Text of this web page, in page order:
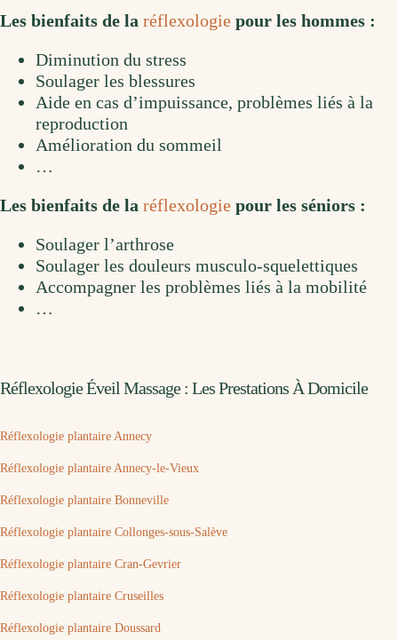
Les bienfaits de la réflexologie pour les hommes :
Diminution du stress
Soulager les blessures
Aide en cas d’impuissance, problèmes liés à la
reproduction
Amélioration du sommeil
…
Les bienfaits de la réflexologie pour les séniors :
Soulager l’arthrose
Soulager les douleurs musculo-squelettiques
Accompagner les problèmes liés à la mobilité
…
Réflexologie Éveil Massage : Les Prestations À Domicile
Réflexologie plantaire Annecy
Réflexologie plantaire Annecy-le-Vieux
Réflexologie plantaire Bonneville
Réflexologie plantaire Collonges-sous-Salève
Réflexologie plantaire Cran-Gevrier
Réflexologie plantaire Cruseilles
Réflexologie plantaire Doussard